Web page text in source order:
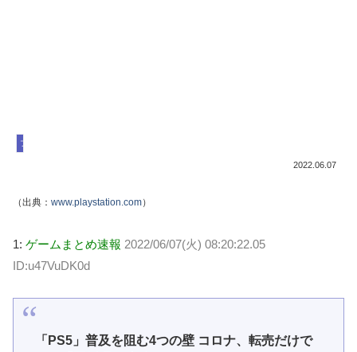
プレイステーション
2022.06.07
（出典： www.playstation.com）
1: ゲームまとめ速報 2022/06/07(火) 08:20:22.05
ID:u47VuDK0d
「PS5」普及を阻む4つの壁 コロナ、転売だけで